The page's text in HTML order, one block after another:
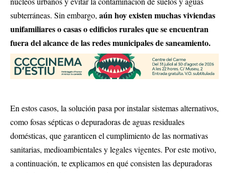
subterráneas. Sin embargo, aún hoy existen muchas viviendas
unifamiliares o casas o edificios rurales que se encuentran
fuera del alcance de las redes municipales de saneamiento.
En estos casos, la solución pasa por instalar sistemas alternativos,
como fosas sépticas o depuradoras de aguas residuales
domésticas, que garanticen el cumplimiento de las normativas
sanitarias, medioambientales y legales vigentes. Por este motivo,
a continuación, te explicamos en qué consisten las depuradoras